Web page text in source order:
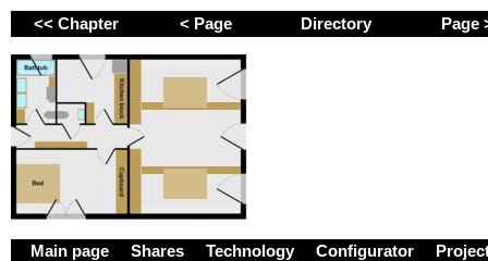
<< Chapter < Page Directory
Main page Shares Technology Configurator